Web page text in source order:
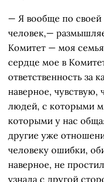
— Я вообще по
человек,—
Комитет — моя
сердце мое в
ответственность
наверное, чувствую,
людей, с которыми
которыми у нас
другие уже
человеку ошибки,
наверное, не
узнала с другой